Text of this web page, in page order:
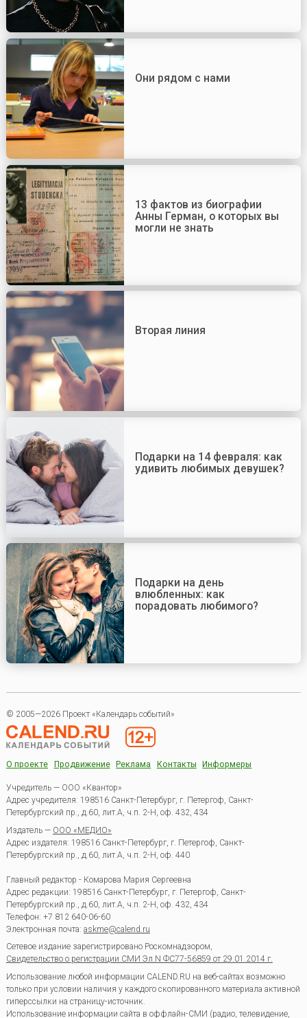
Они рядом с нами
13 фактов из биографии
Анны Герман, о которых вы
могли не знать
Вторая линия
Подарки на 14 февраля: как
удивить любимых девушек?
Подарки на день
влюбленных: как
порадовать любимого?
© 2005—2026 Проект «Календарь событий»
О проекте Продвижение Реклама Контакты Информеры
Учредитель — ООО «Квантор»
Адрес учредителя: 198516 Санкт-Петербург, г. Петергоф, Санкт-
Петербургский пр., д.60, лит.А, ч.п. 2-Н, оф. 432, 434
Издатель — ООО «МЕДИО»
Адрес издателя: 198516 Санкт-Петербург, г. Петергоф, Санкт-
Петербургский пр., д.60, лит.А, ч.п. 2-Н, оф. 440
Главный редактор - Комарова Мария Сергеевна
Адрес редакции: 198516 Санкт-Петербург, г. Петергоф Санкт-
Петербургский пр., д.60, лит.А, ч.п. 2-Н, оф. 432, 434
Телефон: +7 812 640-06-60
Электронная почта: askme@calend.ru
Сетевое издание зарегистрировано Роскомнадзором,
Свидетельство о регистрации СМИ Эл.N ФС77-56859 от 29.01.2014 г.
Использование любой информации CALEND.RU на веб-сайтах возможно
только при условии наличия у каждого скопированного материала активной
гиперссылки на страницу-источник.
Использование информации сайта в оффлайн-СМИ (радио, телевидение,